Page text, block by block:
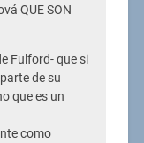
QUE SON
Fulford- que si
de su
que es un
como